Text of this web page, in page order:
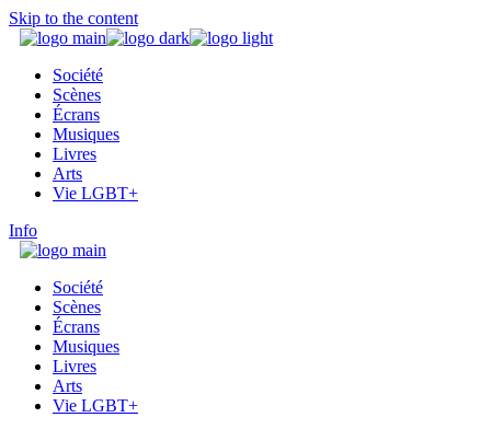
Skip to the content
Société
Scènes
Écrans
Musiques
Livres
Arts
Vie LGBT+
Info
Société
Scènes
Écrans
Musiques
Livres
Arts
Vie LGBT+